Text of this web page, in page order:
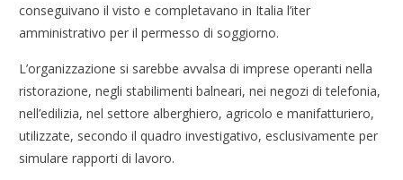
conseguivano il visto e completavano in Italia l’iter
amministrativo per il permesso di soggiorno.
L’organizzazione si sarebbe avvalsa di imprese operanti nella
ristorazione, negli stabilimenti balneari, nei negozi di telefonia,
nell’edilizia, nel settore alberghiero, agricolo e manifatturiero,
utilizzate, secondo il quadro investigativo, esclusivamente per
simulare rapporti di lavoro.